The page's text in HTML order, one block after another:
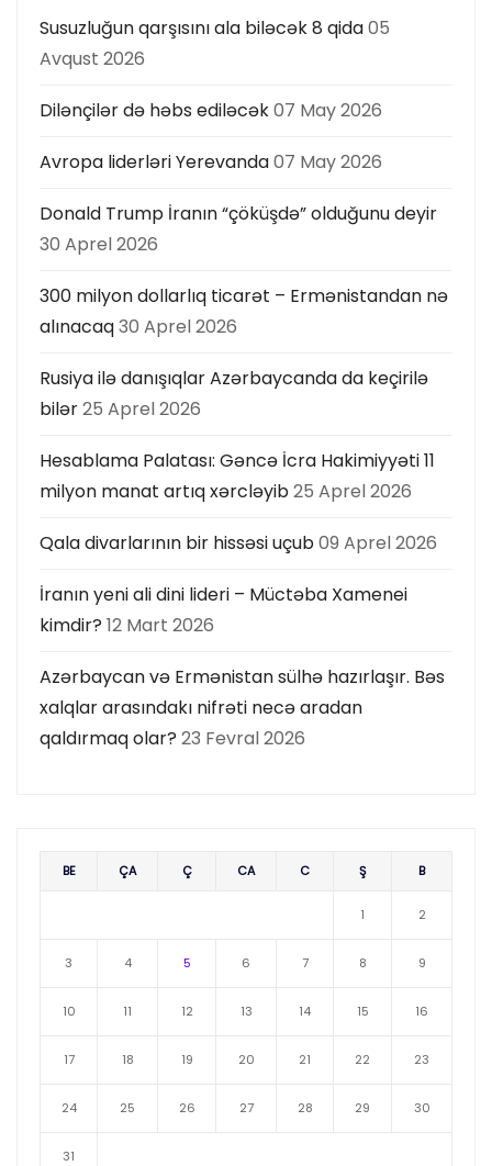
ıSusuzluğun qarşısını ala biləcək 8 qida05
Avqust 2026
Dilənçilər də həbs ediləcək07 May 2026
Avropa liderləri Yerevanda07 May 2026
Donald Trump İranın “çöküşdə” olduğunu deyir
30 Aprel 2026
300 milyon dollarlıq ticarət – Ermənistandan nə
alınacaq30 Aprel 2026
Rusiya ilə danışıqlar Azərbaycanda da keçirilə
bilər25 Aprel 2026
Hesablama Palatası: Gəncə İcra Hakimiyyəti 11
milyon manat artıq xərcləyib25 Aprel 2026
Qala divarlarının bir hissəsi uçub09 Aprel 2026
İranın yeni ali dini lideri – Müctəba Xamenei
kimdir? 12 Mart 2026
Azərbaycan və Ermənistan sülhə hazırlaşır. Bəs
xalqlar arasındakı nifrəti necə aradan
qaldırmaq olar? 23 Fevral 2026
BE ÇA Ç CA C Ş B
1 2
3 4 5 6 7 8 9
10 11 12 13 14 15 16
17 18 19 20 21 22 23
24 25 26 27 28 29 30
31